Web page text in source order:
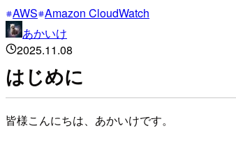
AWS Amazon CloudWatch
あかいけ
2025.11.08
はじめに
皆様こんにちは、あかいけです。